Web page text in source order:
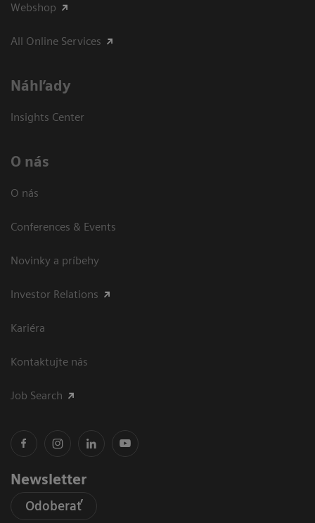
Webshop
All Online Services
Náhľady
Insights Center
O nás
O nás
Conferences & Events
Novinky a príbehy
Investor Relations
Kariéra
Kontaktujte nás
Job Search
Newsletter
Odoberať